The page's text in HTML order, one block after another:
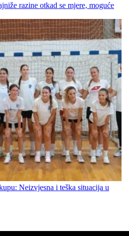
razine otkad se mjere, moguće
Neizvjesna i teška situacija u